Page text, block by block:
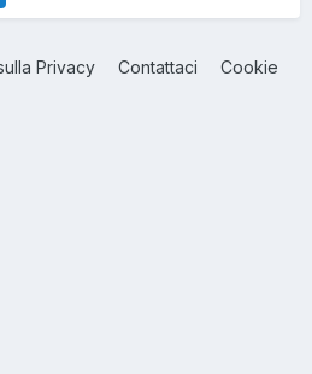
Privacy Contattaci Cookie